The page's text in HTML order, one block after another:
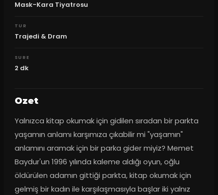
Mask-Kara Tiyatrosu
TUR
Trajedi & Dram
SURE
2 dk
Ozet
Yalnızca kitap okumak için gidilen sıradan bir parkta
yaşamın anlamı karşımıza çıkabilir mi "yaşamın"
anlamını aramak için bir parka gider miyiz? Memet
Baydur'un 1996 yılında kaleme aldığı oyun, oğlu
öldürülen adamın gittiği parkta, kitap okumak için
gelmiş bir kadın ile karşılaşmasıyla başlar iki yalnız